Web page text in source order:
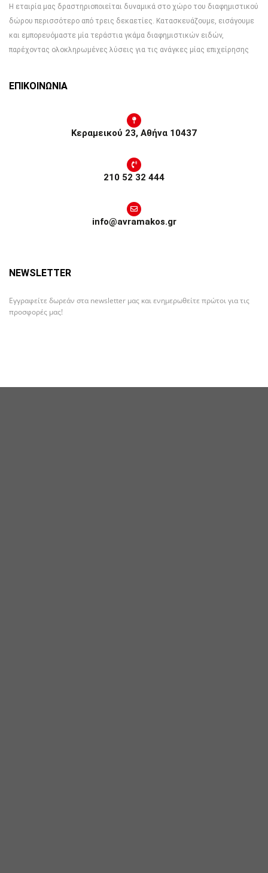
Η εταιρία μας δραστηριοποιείται δυναμικά στο χώρο του διαφημιστικού
δώρου περισσότερο από τρεις δεκαετίες. Κατασκευάζουμε, εισάγουμε
και εμπορευόμαστε μία τεράστια γκάμα διαφημιστικών ειδών,
παρέχοντας ολοκληρωμένες λύσεις για τις ανάγκες μίας επιχείρησης
ΕΠΙΚΟΙΝΩΝΙΑ
Κεραμεικού 23, Αθήνα 10437
210 52 32 444
info@avramakos.gr
NEWSLETTER
Εγγραφείτε δωρεάν στα newsletter μας και ενημερωθείτε πρώτοι για τις
προσφορές μας!